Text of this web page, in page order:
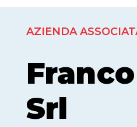
AZIENDA
Srl